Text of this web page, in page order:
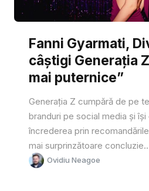
Fanni Gyarmati,
câștigi Generația
mai puternice”
Generația Z cumpără de pe
branduri pe social media și
încrederea prin
mai surprinzătoare
Ovidiu Neagoe